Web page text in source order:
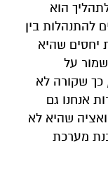
הוא
להתנהלות בין
יחסים שהיא
על
כך שקורה לא
אנחנו גם
שהיא לא
מערכת